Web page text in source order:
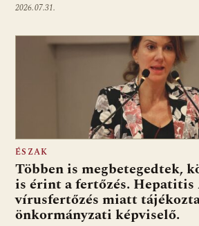
2026.07.31.
ÉSZAK
Többen is megbetegedtek,
is érint a fertőzés. Hepatitis
vírusfertőzés miatt
önkormányzati képviselő.